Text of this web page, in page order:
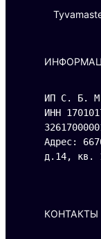
ИП С. Б.
ИНН
Адрес:
д.14, кв.
КОНТАКТЫ